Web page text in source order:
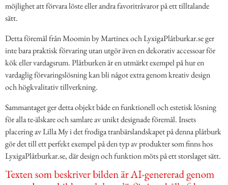
möjlighet att förvara löste eller andra favoritråvaror på ett tilltalande
sätt.
Detta föremål från Moomin by Martinex och LyxigaPlåtburkar.se ger
inte bara praktisk förvaring utan utgör även en dekorativ accessoar för
kök eller vardagsrum. Plåtburken är en utmärkt exempel på hur en
vardaglig förvaringslösning kan bli något extra genom kreativ design
och högkvalitativ tillverkning.
Sammantaget ger detta objekt både en funktionell och estetisk lösning
för alla te-älskare och samlare av unikt designade föremål. Insets
placering av Lilla My i det frodiga tranbärslandskapet på denna plåtburk
gör det till ett perfekt exempel på den typ av produkter som finns hos
LyxigaPlåtburkar.se, där design och funktion möts på ett storslaget sätt.